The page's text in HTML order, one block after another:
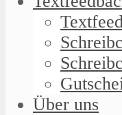
Über uns